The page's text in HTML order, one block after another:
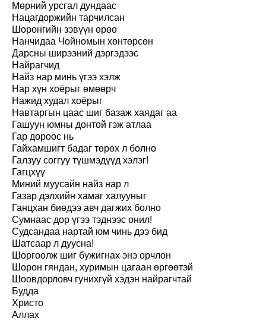
Мөрний урсгал дундаас
Нацагдоржийн тарчилсан
Шоронгийн зэвүүн өрөө
Нанчидаа Чойномын хөнтөрсөн
Дарсны ширээний дэргэдээс
Найрагчид
Найз нар минь үгээ хэлж
Нар хүн хоёрыг өмөөрч
Нажид худал хоёрыг
Навтаргын цаас шиг базаж хаядаг аа
Гашуун юмны донтой гэж атлаа
Гар дороос нь
Гайхамшигт бадаг төрөх л болно
Галзуу соггуу түшмэдүүд хэлэг!
Гагцхүү
Миний муусайн найз нар л
Газар дэлхийн хамаг халууныг
Ганцхан биөдээ авч дагжих болно
Сумнаас дор үгээ тэднээс онил!
Судсандаа нартай юм чинь дээ бид
Шатсаар л дуусна!
Шоргоолж шиг бужигнах энэ орчлон
Шорон гяндан, хуримын цагаан өргөөтэй
Шоовдорловч гунихгүй хэдэн найрагчтай
Будда
Христо
Аллах